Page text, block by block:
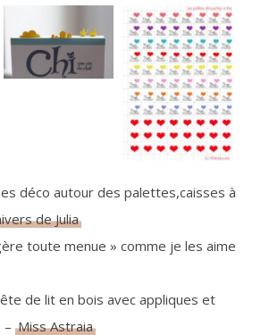
déco autour des palettes,caisses à
de Julia
toute menue » comme je les aime
de lit en bois avec appliques et
–Miss Astraia